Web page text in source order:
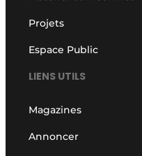
Projets
Espace Public
LIENS UTILS
Magazines
Annoncer